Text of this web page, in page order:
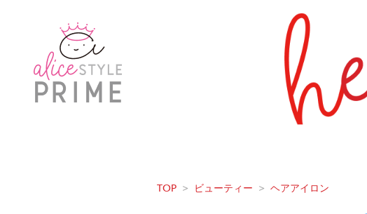
TOP > ビューティー > ヘアアイロン